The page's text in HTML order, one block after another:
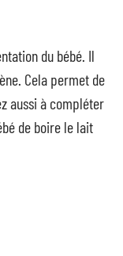
du bébé. Il
Cela permet de
aussi à compléter
de boire le lait